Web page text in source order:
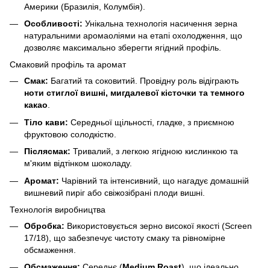
Америки (Бразилія, Колумбія).
Особливості: Унікальна технологія насичення зерна
натуральними аромаоліями на етапі охолодження, що
дозволяє максимально зберегти ягідний профіль.
Смаковий профіль та аромат
Смак: Багатий та соковитий. Провідну роль відіграють
ноти стиглої вишні, мигдалевої кісточки та темного
какао.
Тіло кави: Середньої щільності, гладке, з приємною
фруктовою солодкістю.
Післясмак: Тривалий, з легкою ягідною кислинкою та
м'яким відтінком шоколаду.
Аромат: Чарівний та інтенсивний, що нагадує домашній
вишневий пиріг або свіжозібрані плоди вишні.
Технологія виробництва
Обробка: Використовується зерно високої якості (Screen
17/18), що забезпечує чистоту смаку та рівномірне
обсмаження.